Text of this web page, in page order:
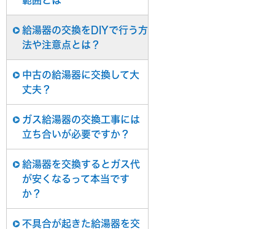
給湯器の交換をDIYで行う方
法や注意点とは？
中古の給湯器に交換して大
丈夫？
ガス給湯器の交換工事には
立ち合いが必要ですか？
給湯器を交換するとガス代
が安くなるって本当です
か？
不具合が起きた給湯器を交